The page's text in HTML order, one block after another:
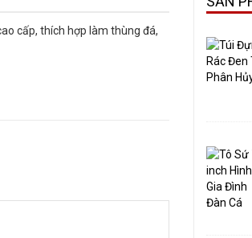
cấp, thích hợp làm thùng đá,